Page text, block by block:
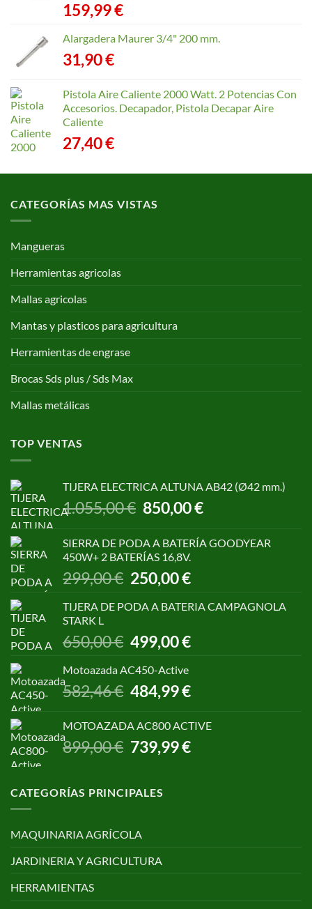
159,99€
Alargadera Maurer 3/4" 200 mm.
31,90€
Pistola Aire Caliente 2000 Watt. 2 Potencias Con
Accesorios. Decapador, Pistola Decapar Aire
Caliente
27,40€
CATEGORÍAS MAS VISTAS
Mangueras
Herramientas agricolas
Mallas agricolas
Mantas y plasticos para agricultura
Herramientas de engrase
Brocas Sds plus / Sds Max
Mallas metálicas
TOP VENTAS
TIJERA ELECTRICA ALTUNA AB42 (Ø42 mm.)
1.055,00€ El
precio
era:
1.055,00 €.
850,00€El
precio
es:
SIERRA DE PODA A BATERÍA GOODYEAR
450W+ 2 BATERÍAS 16,8V.
299,00€ El
precio
original
250,00€El
precio
actual
TIJERA DE PODA A BATERIA CAMPAGNOLA
STARK L
650,00€
El
precio
original
650,00 €.
499,00€El
precio
499,00 €.
Motoazada AC450-Active
582,46€
El
precio
era:
582,46 €.
484,99€El
precio
es:
484,99 €.
MOTOAZADA AC800 ACTIVE
899,00€ El
precio
era:
899,00 €.
739,99€El
precio
CATEGORÍAS PRINCIPALES
MAQUINARIA AGRÍCOLA
JARDINERIA Y AGRICULTURA
HERRAMIENTAS